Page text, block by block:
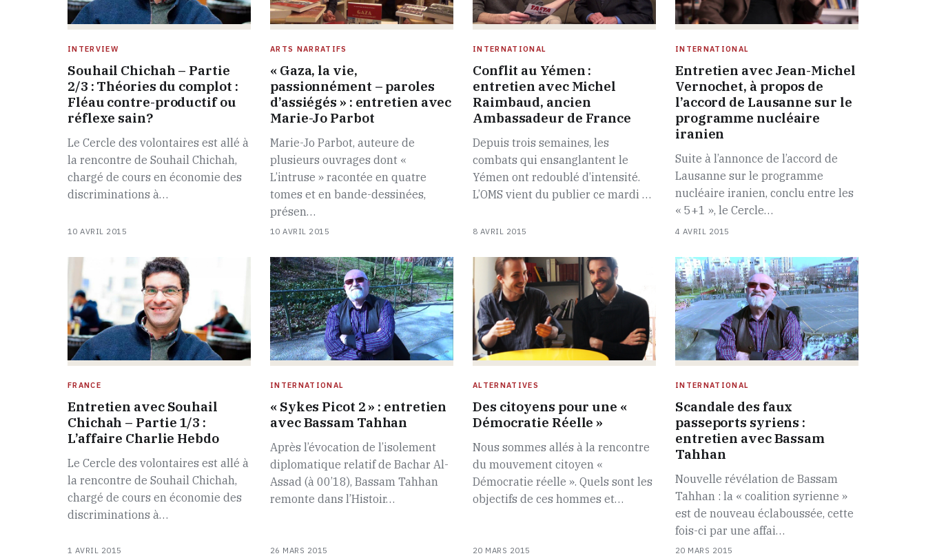
INTERVIEW
Souhail Chichah – Partie
2/3 : Théories du complot :
Fléau contre-productif ou
réflexe sain?
Le Cercle des volontaires est allé à
la rencontre de Souhail Chichah,
chargé de cours en économie des
discriminations à…
10 AVRIL 2015
ARTS NARRATIFS
« Gaza, la vie,
passionnément – paroles
d’assiégés » : entretien avec
Marie-Jo Parbot
Marie-Jo Parbot, auteure de
plusieurs ouvrages dont «
L’intruse » racontée en quatre
tomes et en bande-dessinées,
présen…
10 AVRIL 2015
INTERNATIONAL
Conflit au Yémen :
entretien avec Michel
Raimbaud, ancien
Ambassadeur de France
Depuis trois semaines, les
combats qui ensanglantent le
Yémen ont redoublé d’intensité.
L’OMS vient du publier ce mardi …
8 AVRIL 2015
INTERNATIONAL
Entretien avec Jean-Michel
Vernochet, à propos de
l’accord de Lausanne sur le
programme nucléaire
iranien
Suite à l’annonce de l’accord de
Lausanne sur le programme
nucléaire iranien, conclu entre les
« 5+1 », le Cercle…
4 AVRIL 2015
FRANCE
Entretien avec Souhail
Chichah – Partie 1/3 :
L’affaire Charlie Hebdo
Le Cercle des volontaires est allé à
la rencontre de Souhail Chichah,
chargé de cours en économie des
discriminations à…
1 AVRIL 2015
INTERNATIONAL
« Sykes Picot 2 » : entretien
avec Bassam Tahhan
Après l’évocation de l’isolement
diplomatique relatif de Bachar Al-
Assad (à 00’18), Bassam Tahhan
remonte dans l’Histoir…
26 MARS 2015
ALTERNATIVES
Des citoyens pour une «
Démocratie Réelle »
Nous sommes allés à la rencontre
du mouvement citoyen «
Démocratie réelle ». Quels sont les
objectifs de ces hommes et…
20 MARS 2015
INTERNATIONAL
Scandale des faux
passeports syriens :
entretien avec Bassam
Tahhan
Nouvelle révélation de Bassam
Tahhan : la « coalition syrienne »
est de nouveau éclaboussée, cette
fois-ci par une affai…
20 MARS 2015